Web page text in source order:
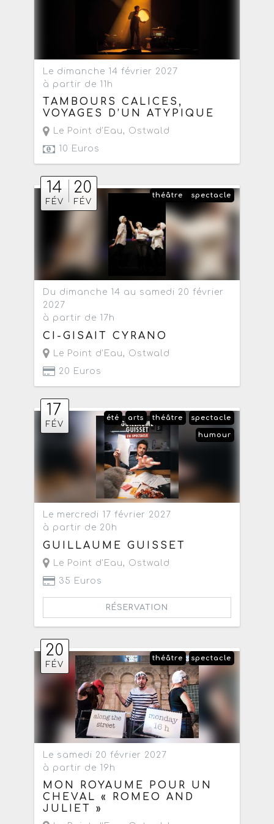
Le dimanche 14 février 2027
à partir de 11h
TAMBOURS CALICES,
VOYAGES D’UN ATYPIQUE
Le Point d'Eau, Ostwald
10 Euros
14
FÉV
20
FÉV
spectacle
théâtre
Du dimanche 14 au samedi 20 février
2027
à partir de 17h
CI-GISAIT CYRANO
Le Point d'Eau, Ostwald
20 Euros
17
FÉV
spectacle
théâtre
arts
été
humour
Le mercredi 17 février 2027
à partir de 20h
GUILLAUME GUISSET
Le Point d'Eau, Ostwald
35 Euros
RÉSERVATION
20
FÉV
spectacle
théâtre
Le samedi 20 février 2027
à partir de 19h
MON ROYAUME POUR UN
CHEVAL « ROMEO AND
JULIET »